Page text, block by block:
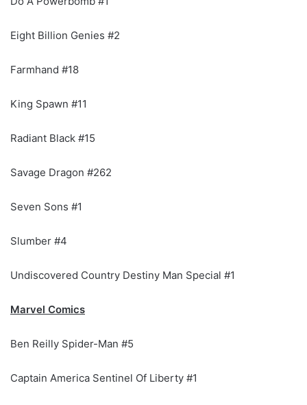
Eight Billion Genies #2
Farmhand #18
King Spawn #11
Radiant Black #15
Savage Dragon #262
Seven Sons #1
Slumber #4
Undiscovered Country Destiny Man Special #1
Marvel Comics
Ben Reilly Spider-Man #5
Captain America Sentinel Of Liberty #1